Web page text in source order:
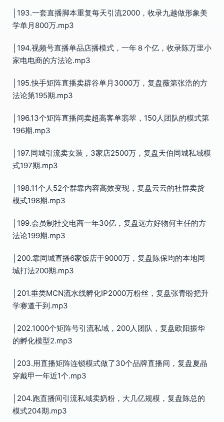
│193.一套直播脚本重复每天引流2000，收录九越做形象美
学单月800万.mp3
│194.视频号直播单品店播模式，一年８个亿，收录陈万里小
家电电商的方法论.mp3
│195.快手矩阵直播卖辟谷单月3000万，复盘薇第张浩的方
法论第195期.mp3
│196.13个矩阵直播间卖超高客单翡翠，150人团队的模式第
196期.mp3
│197.同城引流卖女装，3家店2500万，复盘天伯同城私域模
式197期.mp3
│198.11个人52个群靠内容高效变现，复盘云云的社群卖货
模式198期.mp3
│199.会员制社交电商一年30亿，复盘远方好物何主任的方
法论199期.mp3
│200.靠同城直播6家饭店干9000万，复盘陈保均的本地同
城打法200期.mp3
│201.垂类MCN流水线孵化IP2000万粉丝，复盘张青盼把升
学赛道干到.mp3
│202.1000个矩阵号引流私域，200人团队，复盘欧阳振华
的孵化模型2.mp3
│203.用直播矩阵连锁模式做了30个品牌直播间，复盘夏晶
穿戴甲一年近1个.mp3
│204.跑直播间引流私域卖奶粉，大几亿规模，复盘陈总的
模式204期.mp3